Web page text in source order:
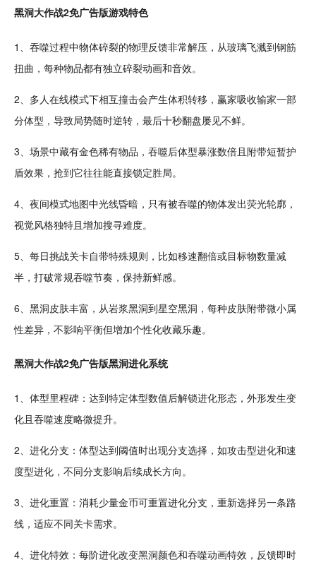
黑洞大作战2免广告版游戏特色
1、吞噬过程中物体碎裂的物理反馈非常解压，从玻璃飞溅到钢筋
扭曲，每种物品都有独立碎裂动画和音效。
2、多人在线模式下相互撞击会产生体积转移，赢家吸收输家一部
分体型，导致局势随时逆转，最后十秒翻盘屡见不鲜。
3、场景中藏有金色稀有物品，吞噬后体型暴涨数倍且附带短暂护
盾效果，抢到它往往能直接锁定胜局。
4、 夜间模式地图中光线昏暗，只有被吞噬的物体发出荧光轮廓，
视觉风格独特且增加搜寻难度。
5、每日挑战关卡自带特殊规则，比如移速翻倍或目标物数量减
半，打破常规吞噬节奏 ，保持新鲜感。
6、黑洞皮肤丰富，从岩浆黑洞到星空黑洞，每种皮肤附带微小属
性差异，不影响平衡但增加个性化收藏乐趣。
黑洞大作战2免广告版黑洞进化系统
1、体型里程碑：达到特定体型数值后解锁进化形态，外形发生变
化且吞噬速度略微提升。
2、进化分支：体型达到阈值时出现分支选择，如攻击型进化和速
度型进化，不同分支影响后续成长方向。
3、进化重置：消耗少量金币可重置进化分支，重新选择另一条路
线，适应不同关卡需求。
4、进化特效 ：每阶进化改变黑洞颜色和吞噬动画特效，反馈即时